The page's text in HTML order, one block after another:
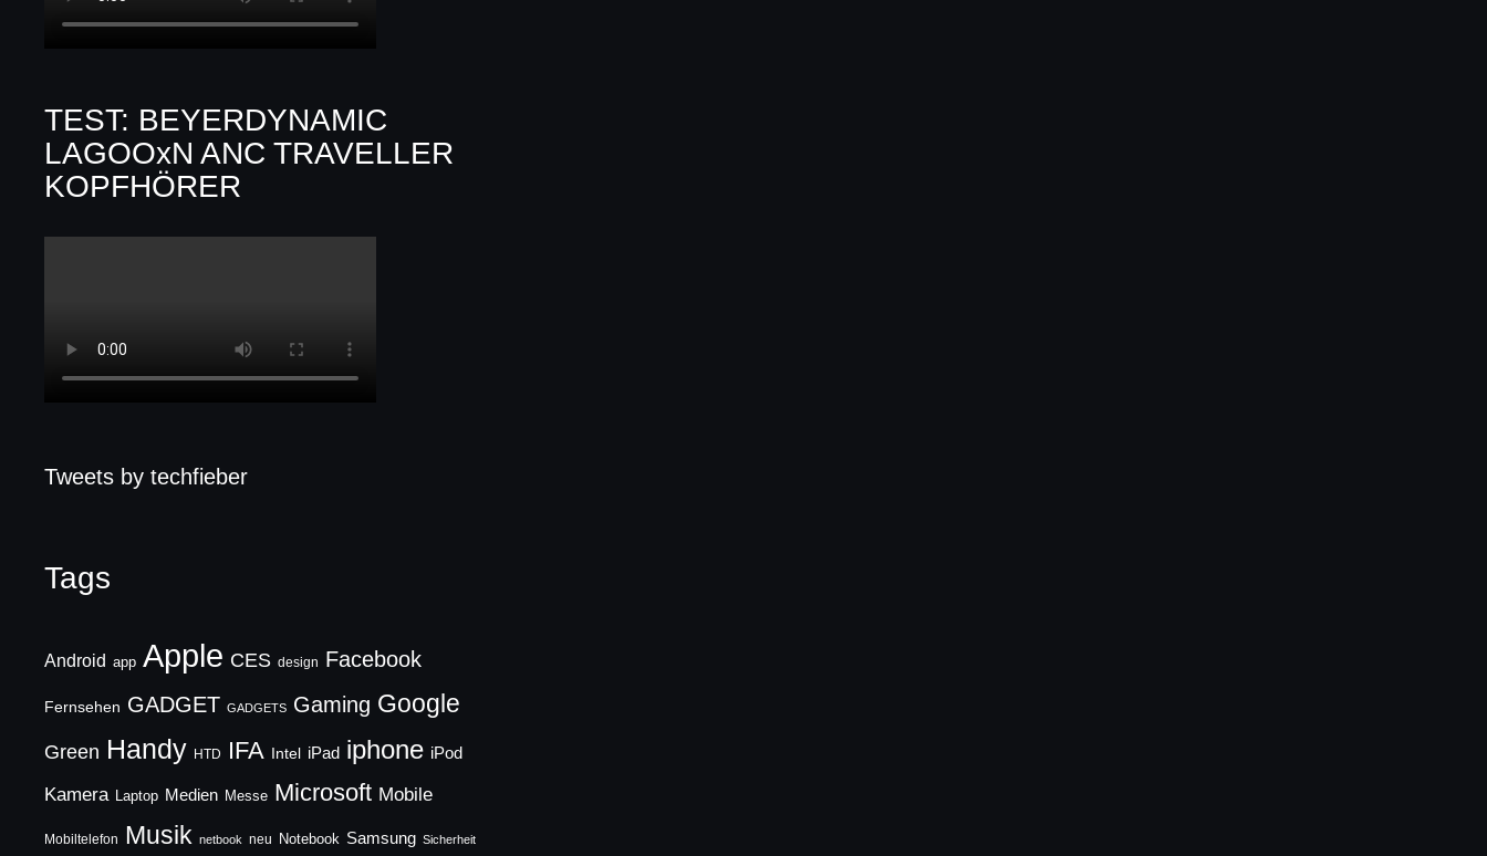
TEST: BEYERDYNAMIC
LAGOOxN ANC TRAVELLER
KOPFHÖRER
Tweets by techfieber
Tags
Android app Apple CES design Facebook
Fernsehen GADGET GADGETS Gaming Google
Green Handy HTD IFA Intel iPad iphone iPod
Kamera Laptop Medien Messe Microsoft Mobile
Mobiltelefon Musik netbook neu Notebook Samsung Sicherheit